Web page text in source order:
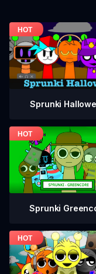
Sprunki
Sprunki